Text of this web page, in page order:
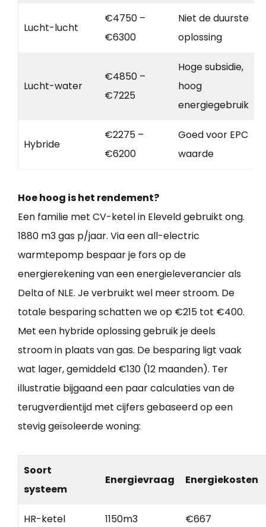
Lucht-lucht
€4750 –
€6300
Niet de duurste
oplossing
Lucht-water
€4850 –
€7225
Hoge subsidie,
hoog
energiegebruik
Hybride
€2275 –
€6200
Goed voor EPC
waarde
Hoe hoog is het rendement?
Een familie met CV-ketel in Eleveld gebruikt ong.
1880 m3 gas p/jaar. Via een all-electric
warmtepomp bespaar je fors op de
energierekening van een energieleverancier als
Delta of NLE. Je verbruikt wel meer stroom. De
totale besparing schatten we op €215 tot €400.
Met een hybride oplossing gebruik je deels
stroom in plaats van gas. De besparing ligt vaak
wat lager, gemiddeld €130 (12 maanden). Ter
illustratie bijgaand een paar calculaties van de
terugverdientijd met cijfers gebaseerd op een
stevig geïsoleerde woning:
Soort
systeem
Energievraag Energiekosten
HR-ketel 1150m3 €667